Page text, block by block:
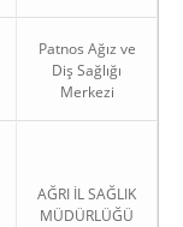
Patnos Ağız ve
Diş Sağlığı
Merkezi
AĞRI İL SAĞLIK
MÜDÜRLÜĞÜ